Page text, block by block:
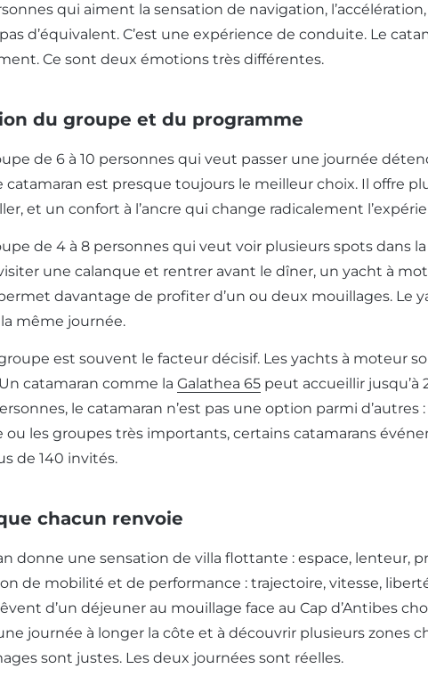
qui aiment la sensation de navigation,
d’équivalent. C’est une expérience de conduite. Le
Ce sont deux émotions très différentes.
du groupe et du programme
de 6 à 10 personnes qui veut passer une journée
catamaran est presque toujours le meilleur choix. Il offre
et un confort à l’ancre qui change radicalement
de 4 à 8 personnes qui veut voir plusieurs spots dans
une calanque et rentrer avant le dîner, un yacht à
davantage de profiter d’un ou deux mouillages. Le
même journée.
est souvent le facteur décisif. Les yachts à moteur
catamaran comme la Galathea 65 peut accueillir jusqu’à
le catamaran n’est pas une option parmi
ou les groupes très importants, certains catamarans
de 140 invités.
chacun renvoie
donne une sensation de villa flottante : espace, lenteur,
de mobilité et de performance : trajectoire, vitesse,
d’un déjeuner au mouillage face au Cap d’Antibes
journée à longer la côte et à découvrir plusieurs zones
sont justes. Les deux journées sont réelles.